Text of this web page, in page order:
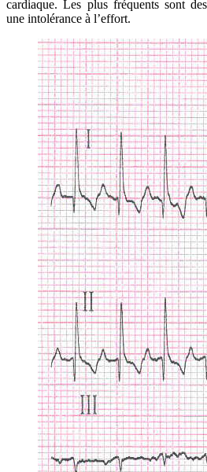
cardiaque. Les plus fréquents sont
une intolérance à l’effort.